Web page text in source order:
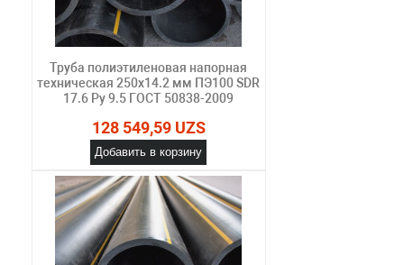
Труба полиэтиленовая напорная
техническая 250х14.2 мм ПЭ100 SDR
17.6 Ру 9.5 ГОСТ 50838-2009
128 549,59 UZS
Добавить в корзину